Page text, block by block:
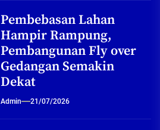
Pembebasan Lahan
Hampir Rampung,
Pembangunan Fly over
Gedangan Semakin
Dekat
Admin 21/07/2026